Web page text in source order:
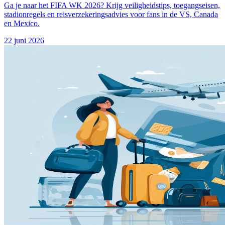
Ga je naar het FIFA WK 2026? Krijg veiligheidstips, toegangseisen,
stadionregels en reisverzekeringsadvies voor fans in de VS, Canada
en Mexico.
22 juni 2026